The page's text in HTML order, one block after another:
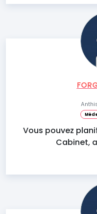
Vous pouvez
Cabinet,